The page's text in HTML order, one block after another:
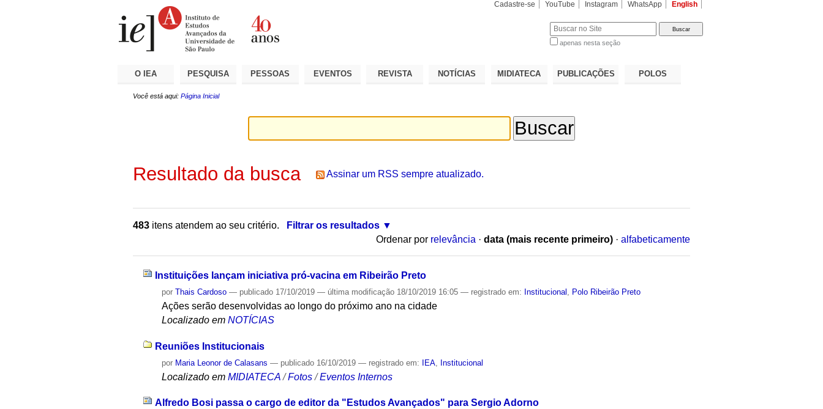
Cadastre-se YouTube Instagram WhatsApp English
apenas nesta seção
O IEA PESQUISA PESSOAS EVENTOS REVISTA NOTÍCIAS MIDIATECA PUBLICAÇÕES POLOS
Você está aqui: Página Inicial
Resultado da busca Assinar um RSS sempre atualizado.
483 itens atendem ao seu critério.
Filtrar os resultados
Ordenar por relevância · data (mais recente primeiro) · alfabeticamente
Instituições lançam iniciativa pró-vacina em Ribeirão Preto
porThais Cardoso — publicado 17/10/2019— última modificação 18/10/2019 16:05— registrado em: Institucional Polo Ribeirão Preto
Ações serão desenvolvidas ao longo do próximo ano na cidade
Localizado em NOTÍCIAS
Reuniões Institucionais
por Maria Leonor de Calasans — publicado 16/10/2019— registrado em: IEA Institucional
Localizado em MIDIATECA /Fotos /Eventos Internos
Alfredo Bosi passa o cargo de editor da "Estudos Avançados" para Sergio Adorno